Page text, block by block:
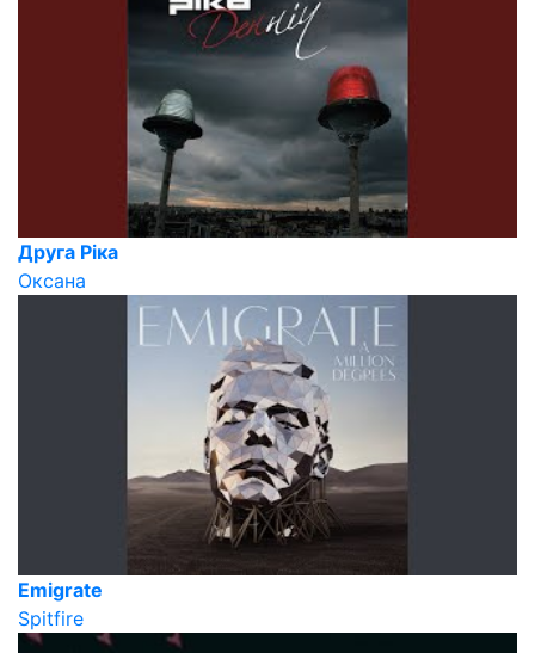
Друга Ріка
Оксана
Emigrate
Spitfire